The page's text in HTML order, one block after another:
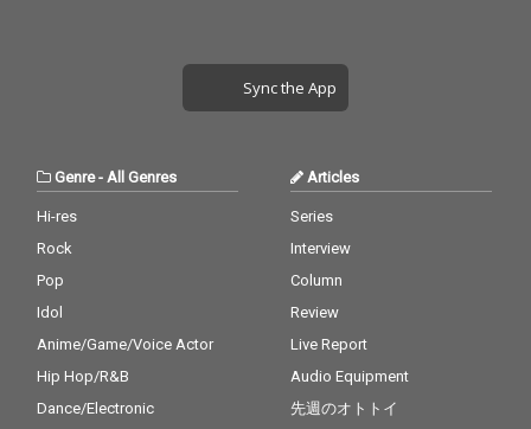
Sync the App
Genre- All Genres
Hi-res
Rock
Pop
Idol
Anime/Game/Voice Actor
Hip Hop/R&B
Dance/Electronic
Articles
Series
Interview
Column
Review
Live Report
Audio Equipment
先週のオトトイ